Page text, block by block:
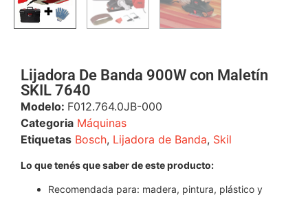
Lijadora De Banda 900W con Maletín
SKIL 7640
Modelo: F012.764.0JB-000
Categoria Máquinas
Etiquetas Bosch, Lijadora de Banda, Skil
Lo que tenés que saber de este producto:
Recomendada para: madera, pintura, plástico y